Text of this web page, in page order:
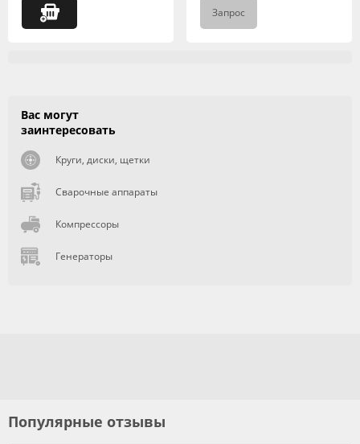
Запрос
Вас могут
заинтересовать
Круги, диски, щетки
Сварочные аппараты
Компрессоры
Генераторы
Популярные отзывы